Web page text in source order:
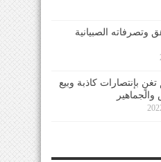
وتصرفاته الصبيانية
تغنٍ بإنتصارات كاذبة وبيع
والجماهير